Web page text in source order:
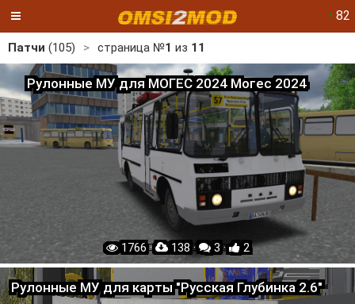
• 82
Патчи (105) > страница №1 из 11
Рулонные МУ для МОГЕС 2024 Могес 2024
1766 · 138 · 3 · 2
Рулонные МУ для карты "Русская Глубинка 2.6"